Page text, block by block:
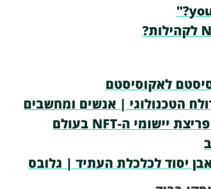
לאקוסיסטם
הטכנולוגי | אנשים ומחשבים
מטומטמים?: על פריצת יישומי ה-NFT בעולם
יסוד לכלכלת העתיד | גלובס